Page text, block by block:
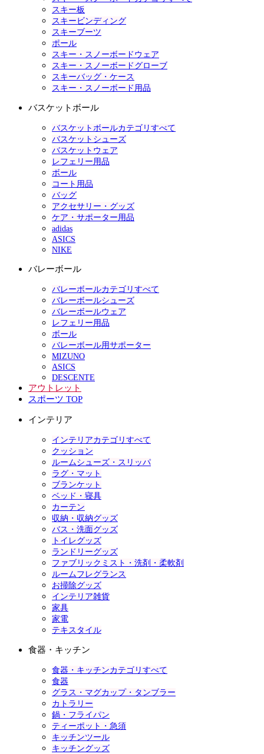
スキー板
スキービンディング
スキーブーツ
ポール
スキー・スノーボードウェア
スキー・スノーボードグローブ
スキーバッグ・ケース
スキー・スノーボード用品
バスケットボール
バスケットボールカテゴリすべて
バスケットシューズ
バスケットウェア
レフェリー用品
ボール
コート用品
バッグ
アクセサリー・グッズ
ケア・サポーター用品
adidas
ASICS
NIKE
バレーボール
バレーボールカテゴリすべて
バレーボールシューズ
バレーボールウェア
レフェリー用品
ボール
バレーボール用サポーター
MIZUNO
ASICS
DESCENTE
アウトレット
スポーツ TOP
インテリア
インテリアカテゴリすべて
クッション
ルームシューズ・スリッパ
ラグ・マット
ブランケット
ベッド・寝具
カーテン
収納・収納グッズ
バス・洗面グッズ
トイレグッズ
ランドリーグッズ
ファブリックミスト・洗剤・柔軟剤
ルームフレグランス
お掃除グッズ
インテリア雑貨
家具
家電
テキスタイル
食器・キッチン
食器・キッチンカテゴリすべて
食器
グラス・マグカップ・タンブラー
カトラリー
鍋・フライパン
ティーポット・急須
キッチンツール
キッチングッズ